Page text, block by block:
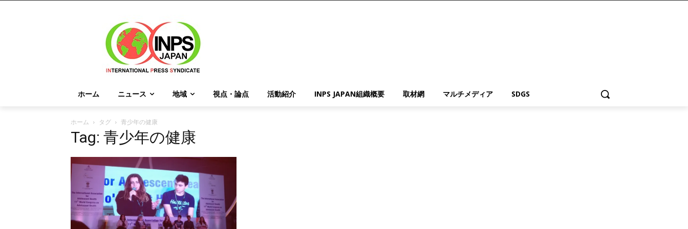
ホーム ニュース 地域 視点・論点 活動紹介 INPS JAPAN組織概要 取材網 マルチメディア SDGS
ホーム タグ 青少年の健康
Tag: 青少年の健康